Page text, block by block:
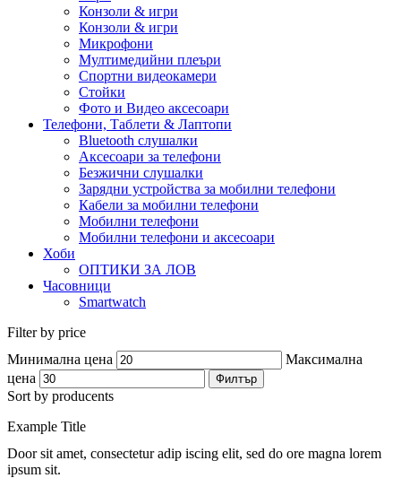
Конзоли & игри
Конзоли & игри
Микрофони
Мултимедийни плеъри
Спортни видеокамери
Стойки
Фото и Видео аксесоари
Телефони, Таблети & Лаптопи
Bluetooth слушалки
Аксесоари за телефони
Безжични слушалки
Зарядни устройства за мобилни телефони
Кабели за мобилни телефони
Мобилни телефони
Мобилни телефони и аксесоари
Хоби
ОПТИКИ ЗА ЛОВ
Часовници
Smartwatch
Filter by price
Минимална цена
Максимална
цена
Филтър
Sort by producents
Example Title
Door sit amet, consectetur adip iscing elit, sed do ore magna lorem
ipsum sit.